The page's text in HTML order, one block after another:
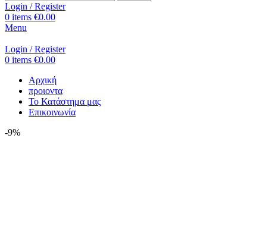
Login / Register
0 items €0.00
Menu
Login / Register
0 items €0.00
Αρχική
προιοντα
Το Κατάστημα μας
Επικοινωνία
-9%